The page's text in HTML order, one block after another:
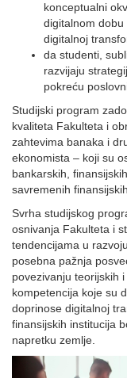
konceptualni
digitalnom
digitalnoj
da studenti,
razvijaju
pokreću
Studijski program
kvaliteta Fakulteta i
zahtevima banaka i
ekonomista – koji su
bankarskih,
savremenih
Svrha studijskog
osnivanja Fakulteta i
tendencijama u
posebna pažnja
povezivanju teorijskih
kompetencija koje su
doprinose digitalnoj
finansijskih institucija
napretku zemlje.